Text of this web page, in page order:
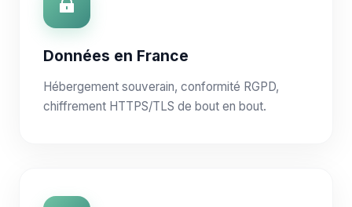
Données en France
Hébergement souverain, conformité RGPD,
chiffrement HTTPS/TLS de bout en bout.